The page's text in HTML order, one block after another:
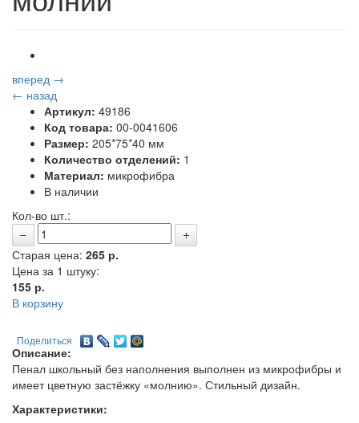
вперед →
← назад
Артикул: 49186
Код товара: 00-0041606
Размер: 205*75*40 мм
Количество отделений: 1
Материал: микрофибра
В наличии
Кол-во шт.:
Старая цена: 265 р.
Цена за 1 штуку:
155 р.
В корзину
Поделиться
Описание:
Пенал школьный без наполнения выполнен из микрофибры и
имеет цветную застёжку «молнию». Стильный дизайн.
Характеристики: